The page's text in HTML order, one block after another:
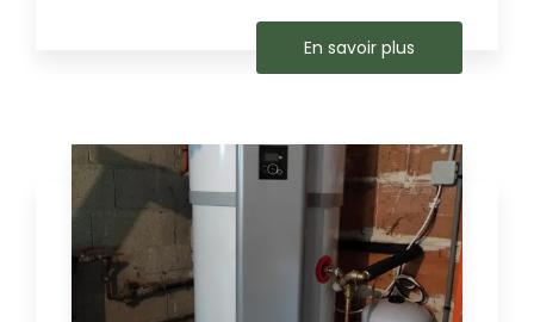
En savoir plus